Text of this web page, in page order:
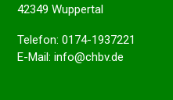
42349 Wuppertal
Telefon: 0174-1937221
E-Mail: info@chbv.de